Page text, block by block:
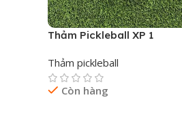
Thảm Pickleball XP 1
Thảm pickleball
Còn hàng